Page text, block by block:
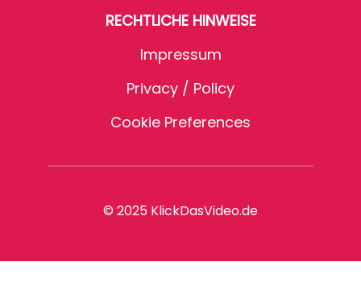
RECHTLICHE HINWEISE
Impressum
Privacy / Policy
Cookie Preferences
© 2025 KlickDasVideo.de